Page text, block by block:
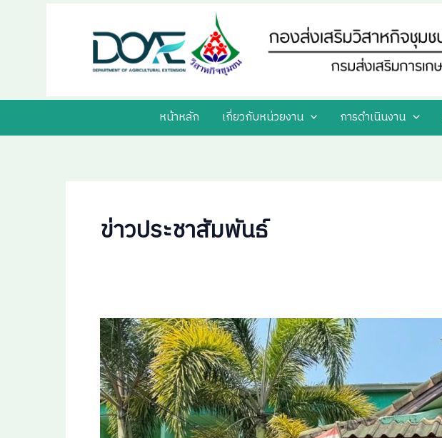
หน้าหลัก เกี่ยวกับหน่วยงาน การดำเนินงาน
ข่าวประชาสัมพันธ์